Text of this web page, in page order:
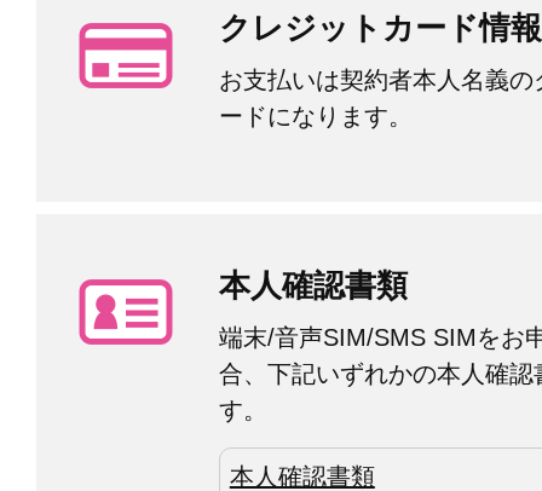
クレジットカード情報
お支払いは契約者本人名義の
ードになります。
本人確認書類
端末/音声SIM/SMS SIMをお
合、下記いずれかの本人確認
す。
本人確認書類